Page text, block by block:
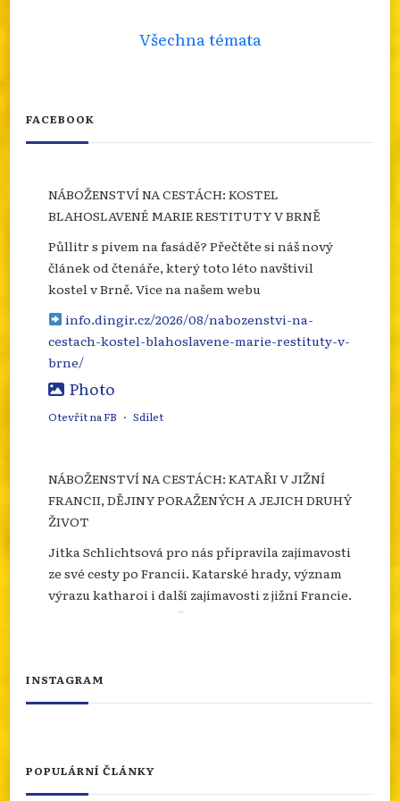
Všechna témata
FACEBOOK
NÁBOŽENSTVÍ NA CESTÁCH: KOSTEL
BLAHOSLAVENÉ MARIE RESTITUTY V BRNĚ
Půllitr s pivem na fasádě? Přečtěte si náš nový
článek od čtenáře, který toto léto navštívil
kostel v Brně. Více na našem webu
info.dingir.cz/2026/08/nabozenstvi-na-
cestach-kostel-blahoslavene-marie-restituty-v-
brne/
Photo
Otevřít na FB · Sdílet
NÁBOŽENSTVÍ NA CESTÁCH: KATAŘI V JIŽNÍ
FRANCII, DĚJINY PORAŽENÝCH A JEJICH DRUHÝ
ŽIVOT
Jitka Schlichtsová pro nás připravila zajímavosti
ze své cesty po Francii. Katarské hrady, význam
výrazu katharoi i další zajímavosti z jižní Francie.
Více se dozvíte na našem webu.
porazenych-a-jejich-d...
INSTAGRAM
POPULÁRNÍ ČLÁNKY